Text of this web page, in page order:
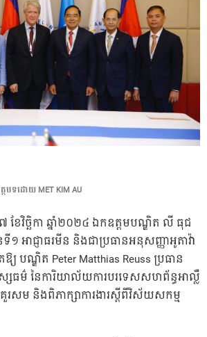
ថបទដោយ MET KIM AU
ខែវិច្ឆិកា ឆ្នាំ២០២៤ ឯកឧត្តមបណ្ឌិត លី ធុជ
ទី១ អាជ្ញាធរមីន និងជាប្រធានអនុសញ្ញាអូតាវ៉ា
យ បណ្ឌិត Peter Matthias Reuss ប្រធាន
សធម៌ នៃការិយាល័យការបរទេសសហព័ន្ធអាល្លឺ
សម និងពិភាក្សាការងារស្តីពីវិស័យសកម្ម